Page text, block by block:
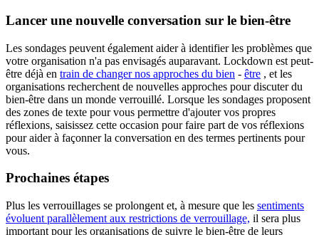
Lancer une nouvelle conversation sur le bien-être
Les sondages peuvent également aider à identifier les problèmes que
votre organisation n'a pas envisagés auparavant. Lockdown est peut-
être déjà en train de changer nos approches du bien - être , et les
organisations recherchent de nouvelles approches pour discuter du
bien-être dans un monde verrouillé. Lorsque les sondages proposent
des zones de texte pour vous permettre d'ajouter vos propres
réflexions, saisissez cette occasion pour faire part de vos réflexions
pour aider à façonner la conversation en des termes pertinents pour
vous.
Prochaines étapes
Plus les verrouillages se prolongent et, à mesure que les sentiments
évoluent parallèlement aux restrictions de verrouillage, il sera plus
important pour les organisations de suivre le bien-être de leurs